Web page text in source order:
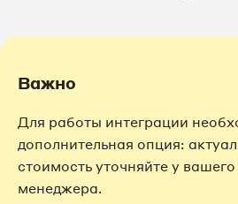
Важно
Для работы интеграции
дополнительная опция:
стоимость уточняйте у
менеджера.